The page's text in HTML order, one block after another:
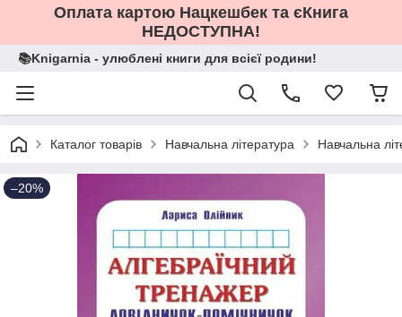
Оплата картою Нацкешбек та єКнига
НЕДОСТУПНА!
📚Knigarnia - улюблені книги для всієї родини!
Каталог товарів Навчальна література Навчальна
–20%